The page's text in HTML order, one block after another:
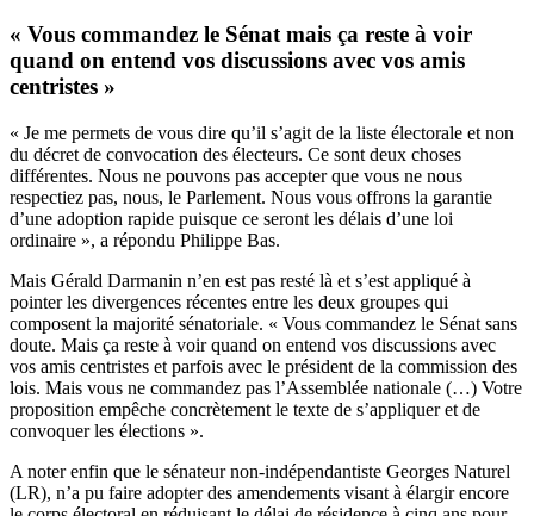
« Vous commandez le Sénat mais ça reste à voir
quand on entend vos discussions avec vos amis
centristes »
« Je me permets de vous dire qu’il s’agit de la liste électorale et non
du décret de convocation des électeurs. Ce sont deux choses
différentes. Nous ne pouvons pas accepter que vous ne nous
respectiez pas, nous, le Parlement. Nous vous offrons la garantie
d’une adoption rapide puisque ce seront les délais d’une loi
ordinaire », a répondu Philippe Bas.
Mais Gérald Darmanin n’en est pas resté là et s’est appliqué à
pointer les divergences récentes entre les deux groupes qui
composent la majorité sénatoriale. « Vous commandez le Sénat sans
doute. Mais ça reste à voir quand on entend vos discussions avec
vos amis centristes et parfois avec le président de la commission des
lois. Mais vous ne commandez pas l’Assemblée nationale (…) Votre
proposition empêche concrètement le texte de s’appliquer et de
convoquer les élections ».
A noter enfin que le sénateur non-indépendantiste Georges Naturel
(LR), n’a pu faire adopter des amendements visant à élargir encore